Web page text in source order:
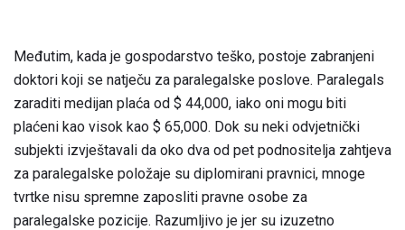
Međutim, kada je gospodarstvo teško, postoje zabranjeni
doktori koji se natječu za paralegalske poslove. Paralegals
zaraditi medijan plaća od $ 44,000, iako oni mogu biti
plaćeni kao visok kao $ 65,000. Dok su neki odvjetnički
subjekti izvještavali da oko dva od pet podnositelja zahtjeva
za paralegalske položaje su diplomirani pravnici, mnoge
tvrtke nisu spremne zaposliti pravne osobe za
paralegalske pozicije. Razumljivo je jer su izuzetno